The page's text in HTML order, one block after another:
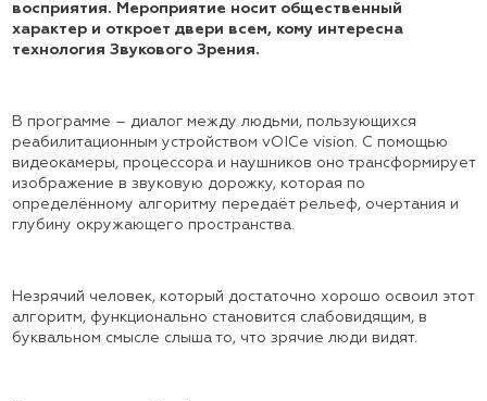
восприятия. Мероприятие носит общественный
характер и откроет двери всем, кому интересна
технология Звукового Зрения.
В программе – диалог между людьми, пользующихся
реабилитационным устройством vOICe vision. С помощью
видеокамеры, процессора и наушников оно трансформирует
изображение в звуковую дорожку, которая по
определённому алгоритму передаёт рельеф, очертания и
глубину окружающего пространства.
Незрячий человек, который достаточно хорошо освоил этот
алгоритм, функционально становится слабовидящим, в
буквальном смысле слыша то, что зрячие люди видят.